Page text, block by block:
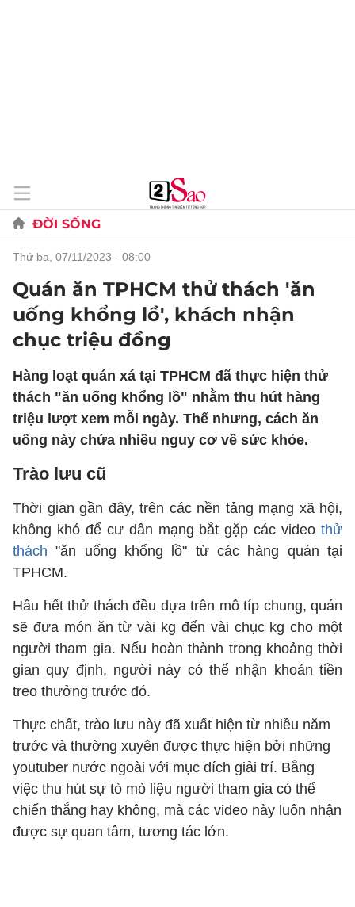
ĐỜI SỐNG
thứ ba, 07/11/2023 - 08:00
Quán ăn TPHCM thử thách 'ăn
uống khổng lồ', khách nhận
chục triệu đồng
Hàng loạt quán xá tại TPHCM đã thực hiện thử
thách "ăn uống khổng lồ" nhằm thu hút hàng
triệu lượt xem mỗi ngày. Thế nhưng, cách ăn
uống này chứa nhiều nguy cơ về sức khỏe.
Trào lưu cũ
Thời gian gần đây, trên các nền tảng mạng xã hội,
không khó để cư dân mạng bắt gặp các video thử
thách "ăn uống khổng lồ" từ các hàng quán tại
TPHCM.
Hầu hết thử thách đều dựa trên mô típ chung, quán
sẽ đưa món ăn từ vài kg đến vài chục kg cho một
người tham gia. Nếu hoàn thành trong khoảng thời
gian quy định, người này có thể nhận khoản tiền
treo thưởng trước đó.
Thực chất, trào lưu này đã xuất hiện từ nhiều năm
trước và thường xuyên được thực hiện bởi những
youtuber nước ngoài với mục đích giải trí. Bằng
việc thu hút sự tò mò liệu người tham gia có thể
chiến thắng hay không, mà các video này luôn nhận
được sự quan tâm, tương tác lớn.